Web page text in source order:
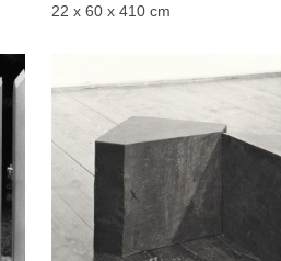
22 x 60 x 410 cm